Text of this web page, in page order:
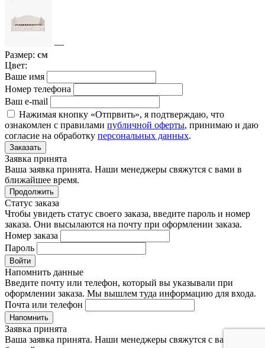
—
Размер: см
Цвет:
Ваше имя
Номер телефона
Ваш e-mail
Нажимая кнопку «Отпрвить», я подтверждаю, что
ознакомлен с правилами публичной оферты, принимаю и даю
согласие на обработку персональных данных.
Заказать
Заявка принята
Ваша заявка принята. Наши менеджеры свяжутся с вами в
ближайшее время.
Продолжить
Статус заказа
Чтобы увидеть статус своего заказа, введите пароль и номер
заказа. Они высылаются на почту при оформлении заказа.
Номер заказа
Пароль
Войти
Напомнить данные
Введите почту или телефон, который вы указывали при
оформлении заказа. Мы вышлем туда информацию для входа.
Почта или телефон
Напомнить
Заявка принята
Ваша заявка принята. Наши менеджеры свяжутся с вами в